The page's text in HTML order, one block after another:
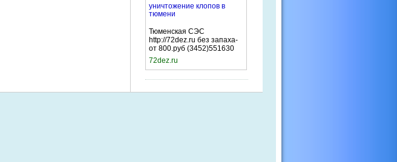
уничтожение клопов в
тюмени
Тюменская СЭС
http://72dez.ru без запаха-
от 800.руб (3452)551630
72dez.ru